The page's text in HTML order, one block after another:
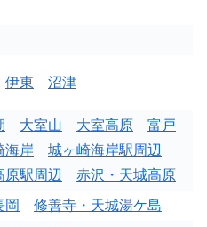
伊東 沼津
大室山 大室高原
富戸
海岸
城ヶ崎海岸駅周辺
原駅周辺
赤沢・天城高原
岡
修善寺・天城湯ケ島